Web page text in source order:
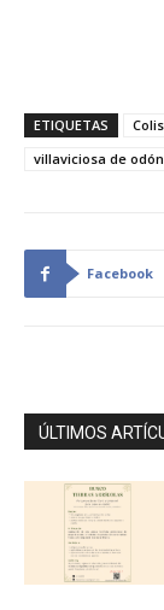
ETIQUETAS
villaviciosa de odón
Facebook
ÚLTIMOS